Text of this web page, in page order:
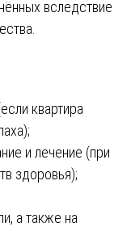
вследствие
квартира
и лечение (при
здоровья);
а также на